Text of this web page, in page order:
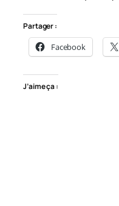
Partager :
Facebook
J’aime ça :